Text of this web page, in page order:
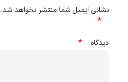
نشانی ایمیل شما منتشر نخواهد شد.
*
دیدگاه *